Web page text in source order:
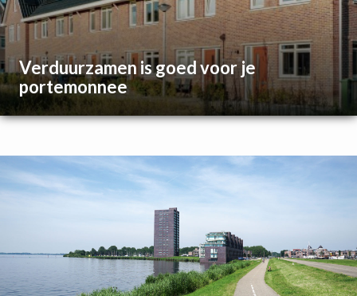
Verduurzamen is goed voor je
portemonnee